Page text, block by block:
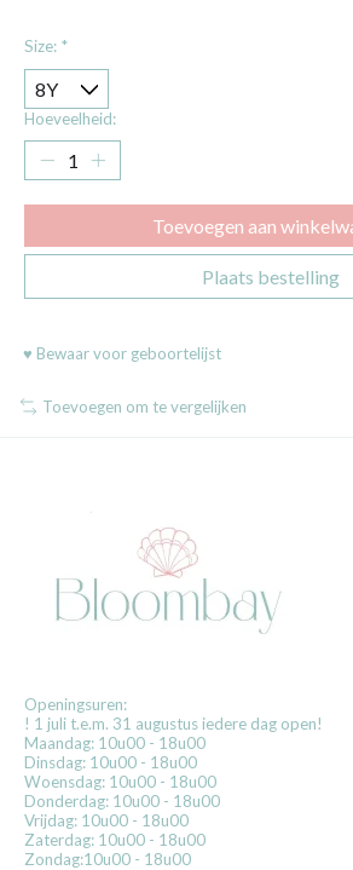
Size: *
Hoeveelheid:
Toevoegen aan
Plaats bestelling
♥ Bewaar voor geboortelijst
Toevoegen om te vergelijken
Openingsuren:
! 1 juli t.e.m. 31 augustus iedere dag open!
Maandag: 10u00 - 18u00
Dinsdag: 10u00 - 18u00
Woensdag: 10u00 - 18u00
Donderdag: 10u00 - 18u00
Vrijdag: 10u00 - 18u00
Zaterdag: 10u00 - 18u00
Zondag:10u00 - 18u00